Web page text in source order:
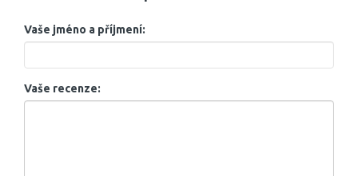
Vaše jméno a příjmení:
Vaše recenze: